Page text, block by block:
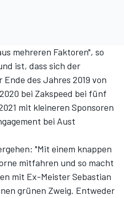
mehreren Faktoren", so
ist, dass sich der
Ende des Jahres 2019 von
bei Zakspeed bei fünf
mit kleineren Sponsoren
bei Aust
"Mit einem knappen
mitfahren und so macht
mit Ex-Meister Sebastian
grünen Zweig. Entweder